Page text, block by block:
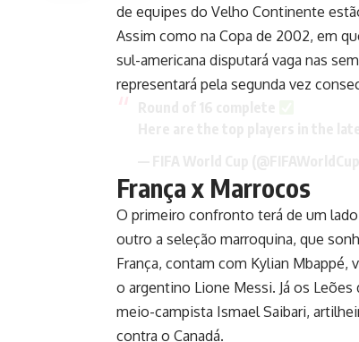
de equipes do Velho Continente
Assim como na Copa de 2002, em
sul-americana disputará vaga nas
representará pela segunda vez
França x Marrocos
O primeiro confronto terá de um lado
outro a seleção marroquina, que
França, contam com Kylian Mbappé,
o argentino Lione Messi. Já os
meio-campista Ismael Saibari,
contra o Canadá.